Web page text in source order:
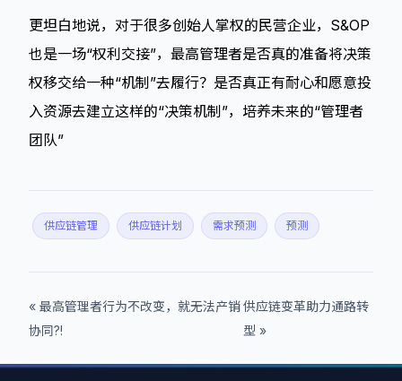
更坦白地说，对于很多创始人掌权的民营企业，S&OP
也是一场“权利交接”，最高管理者是否真的准备将决策
权移交给一种“机制”去履行？是否真正有耐心和愿意投
入资源去建立这样的“决策机制”，培养未来的“管理者
团队”
供应链管理 供应链计划 需求预测 预测
« 最高管理者行为不改变，就无法产销
协同?!
供应链变革助力通路转
型 »